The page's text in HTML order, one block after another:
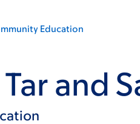
Education
and